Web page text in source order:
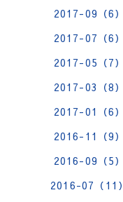
2017-09（6）
2017-07（6）
2017-05（7）
2017-03（8）
2017-01（6）
2016-11（9）
2016-09（5）
2016-07（11）